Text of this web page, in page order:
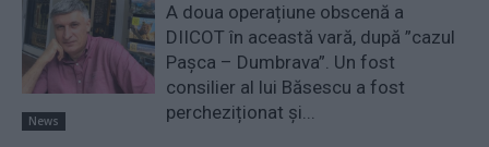
News
A doua operațiune obscenă a
DIICOT în această vară, după ”cazul
Pașca – Dumbrava”. Un fost
consilier al lui Băsescu a fost
percheziționat și...